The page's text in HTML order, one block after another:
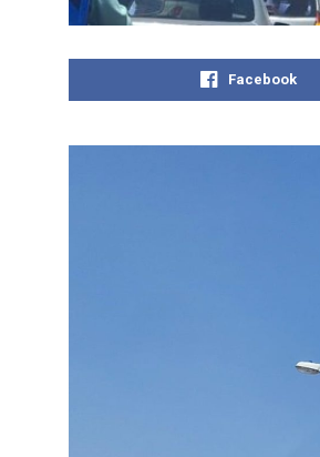
Facebook